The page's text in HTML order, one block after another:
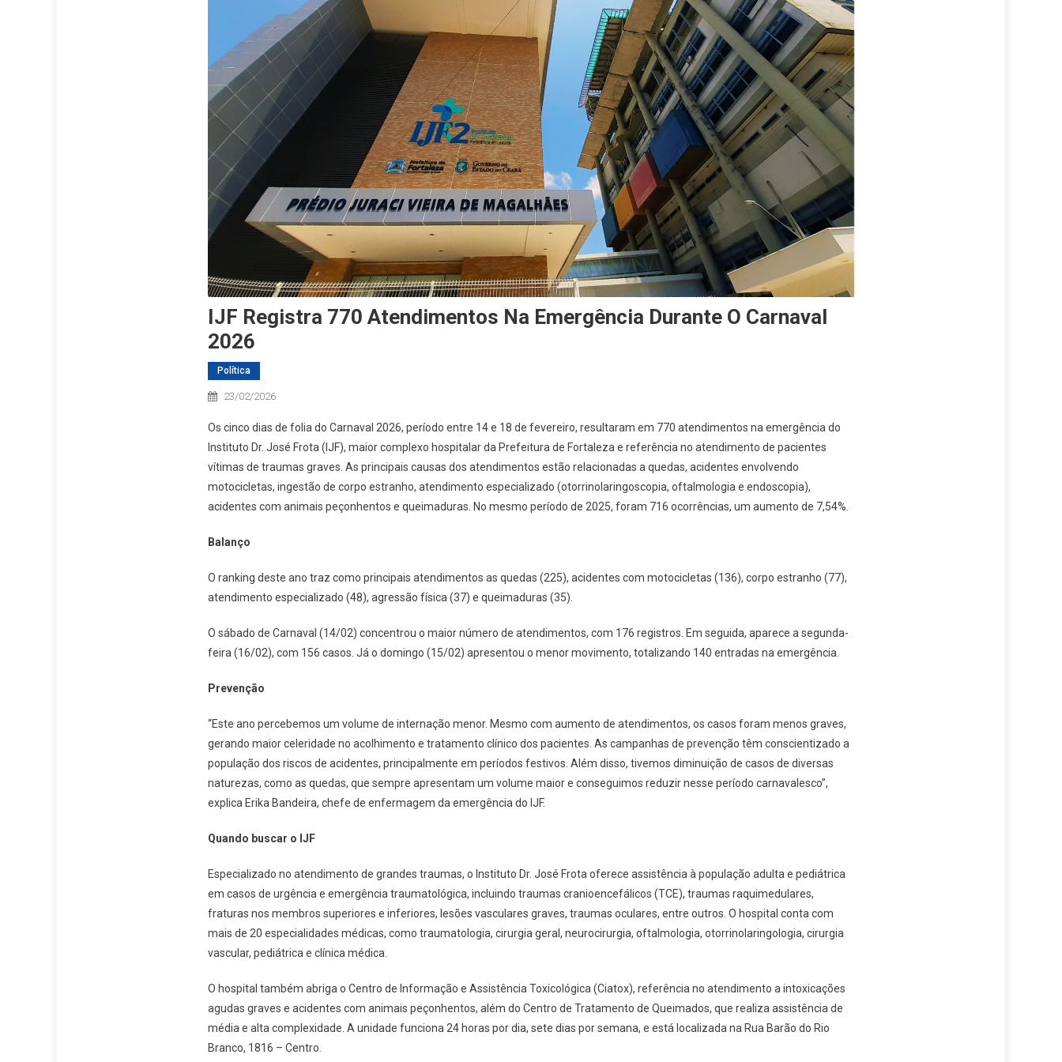
IJF Registra 770 Atendimentos Na Emergência Durante O Carnaval
2026
Política
23/02/2026
Os cinco dias de folia do Carnaval 2026, período entre 14 e 18 de fevereiro, resultaram em 770 atendimentos na emergência do
Instituto Dr. José Frota (IJF), maior complexo hospitalar da Prefeitura de Fortaleza e referência no atendimento de pacientes
vítimas de traumas graves. As principais causas dos atendimentos estão relacionadas a quedas, acidentes envolvendo
motocicletas, ingestão de corpo estranho, atendimento especializado (otorrinolaringoscopia, oftalmologia e endoscopia),
acidentes com animais peçonhentos e queimaduras. No mesmo período de 2025, foram 716 ocorrências, um aumento de 7,54%.
Balanço
O ranking deste ano traz como principais atendimentos as quedas (225), acidentes com motocicletas (136), corpo estranho (77),
atendimento especializado (48), agressão física (37) e queimaduras (35).
O sábado de Carnaval (14/02) concentrou o maior número de atendimentos, com 176 registros. Em seguida, aparece a segunda-
feira (16/02), com 156 casos. Já o domingo (15/02) apresentou o menor movimento, totalizando 140 entradas na emergência.
Prevenção
“Este ano percebemos um volume de internação menor. Mesmo com aumento de atendimentos, os casos foram menos graves,
gerando maior celeridade no acolhimento e tratamento clínico dos pacientes. As campanhas de prevenção têm conscientizado a
população dos riscos de acidentes, principalmente em períodos festivos. Além disso, tivemos diminuição de casos de diversas
naturezas, como as quedas, que sempre apresentam um volume maior e conseguimos reduzir nesse período carnavalesco”,
explica Erika Bandeira, chefe de enfermagem da emergência do IJF.
Quando buscar o IJF
Especializado no atendimento de grandes traumas, o Instituto Dr. José Frota oferece assistência à população adulta e pediátrica
em casos de urgência e emergência traumatológica, incluindo traumas cranioencefálicos (TCE), traumas raquimedulares,
fraturas nos membros superiores e inferiores, lesões vasculares graves, traumas oculares, entre outros. O hospital conta com
mais de 20 especialidades médicas, como traumatologia, cirurgia geral, neurocirurgia, oftalmologia, otorrinolaringologia, cirurgia
vascular, pediátrica e clínica médica.
O hospital também abriga o Centro de Informação e Assistência Toxicológica (Ciatox), referência no atendimento a intoxicações
agudas graves e acidentes com animais peçonhentos, além do Centro de Tratamento de Queimados, que realiza assistência de
média e alta complexidade. A unidade funciona 24 horas por dia, sete dias por semana, e está localizada na Rua Barão do Rio
Branco, 1816 – Centro.